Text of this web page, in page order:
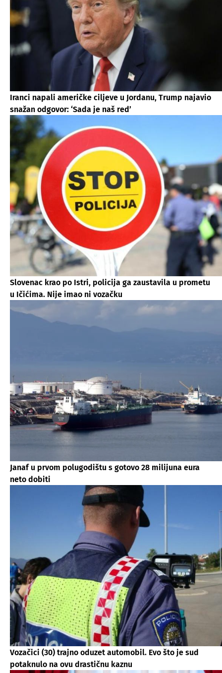
Iranci napali američke ciljeve u Jordanu, Trump najavio
snažan odgovor: ‘Sada je naš red’
Slovenac krao po Istri, policija ga zaustavila u prometu
u Ičićima. Nije imao ni vozačku
Janaf u prvom polugodištu s gotovo 28 milijuna eura
neto dobiti
Vozačici (30) trajno oduzet automobil. Evo što je sud
potaknulo na ovu drastičnu kaznu